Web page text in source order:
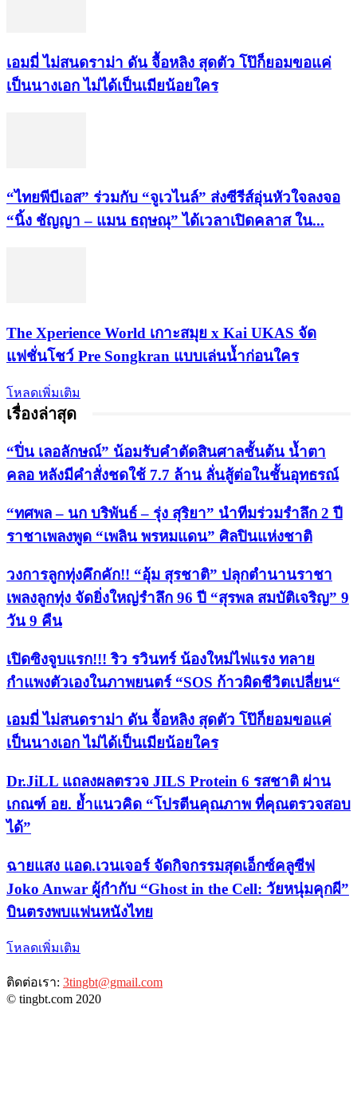
เอมมี่ ไม่สนดราม่า ดัน จื้อหลิง สุดตัว โป๊ก็ยอมขอแค่
เป็นนางเอก ไม่ได้เป็นเมียน้อยใคร
“ไทยพีบีเอส” ร่วมกับ “จูเวไนล์” ส่งซีรีส์อุ่นหัวใจลงจอ
“นิ้ง ชัญญา – แมน ธฤษณุ” ได้เวลาเปิดคลาส ใน...
​The Xperience World เกาะสมุย x Kai UKAS จัด
แฟชั่นโชว์ Pre Songkran แบบเล่นน้ำก่อนใคร
โหลดเพิ่มเติม
เรื่องล่าสุด
“ปิ่น เลอลักษณ์” น้อมรับคำตัดสินศาลชั้นต้น น้ำตา
คลอ หลังมีคำสั่งชดใช้ 7.7 ล้าน ลั่นสู้ต่อในชั้นอุทธรณ์
“ทศพล – นก บริพันธ์ – รุ่ง สุริยา” นำทีมร่วมรำลึก 2 ปี
ราชาเพลงพูด “เพลิน พรหมแดน” ศิลปินแห่งชาติ
วงการลูกทุ่งคึกคัก!! “อุ้ม สุรชาติ” ปลุกตำนานราชา
เพลงลูกทุ่ง จัดยิ่งใหญ่รำลึก 96 ปี “สุรพล สมบัติเจริญ” 9
วัน 9 คืน
เปิดซิงจูบแรก!!! ริว รวินทร์ น้องใหม่ไฟแรง ทลาย
กำแพงตัวเองในภาพยนตร์ “SOS ก้าวผิดชีวิตเปลี่ยน“
เอมมี่ ไม่สนดราม่า ดัน จื้อหลิง สุดตัว โป๊ก็ยอมขอแค่
เป็นนางเอก ไม่ได้เป็นเมียน้อยใคร
Dr.JiLL แถลงผลตรวจ JILS Protein 6 รสชาติ ผ่าน
เกณฑ์ อย. ย้ำแนวคิด “โปรตีนคุณภาพ ที่คุณตรวจสอบ
ได้”
ฉายแสง แอด.เวนเจอร์ จัดกิจกรรมสุดเอ็กซ์คลูซีฟ
Joko Anwar ผู้กำกับ “Ghost in the Cell: วัยหนุ่มคุกผี”
บินตรงพบแฟนหนังไทย
โหลดเพิ่มเติม
ติดต่อเรา: 3tingbt@gmail.com
© tingbt.com 2020